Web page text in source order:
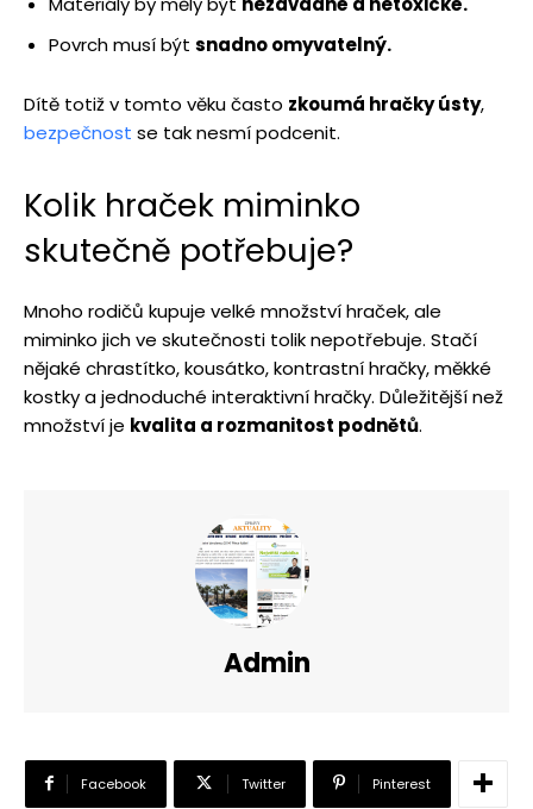
Povrch musí být snadno omyvatelný.
Dítě totiž v tomto věku často zkoumá hračky ústy,
bezpečnost se tak nesmí podcenit.
Kolik hraček miminko
skutečně potřebuje?
Mnoho rodičů kupuje velké množství hraček, ale
miminko jich ve skutečnosti tolik nepotřebuje. Stačí
nějaké chrastítko, kousátko, kontrastní hračky, měkké
kostky a jednoduché interaktivní hračky. Důležitější než
množství je kvalita a rozmanitost podnětů.
Admin
Facebook Twitter Pinterest